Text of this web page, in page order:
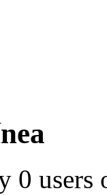
0 users